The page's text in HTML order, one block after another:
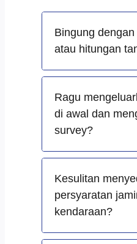
Bingung
atau hitungan
Ragu
di awal dan
survey?
Kesulitan
persyaratan
kendaraan?